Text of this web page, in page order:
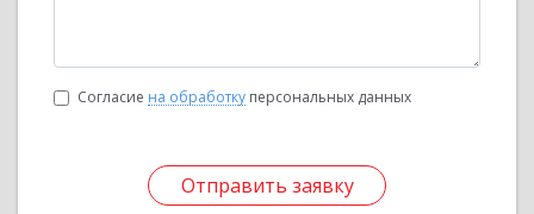
Согласие на обработку персональных данных
Отправить заявку